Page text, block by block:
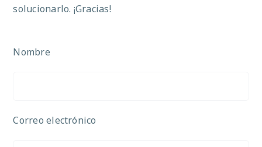
solucionarlo. ¡Gracias!
Nombre
Correo electrónico